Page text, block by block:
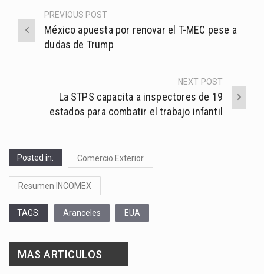
Post
navigation
PREVIOUS POST
México apuesta por renovar el T-MEC pese a
dudas de Trump
NEXT POST
La STPS capacita a inspectores de 19
estados para combatir el trabajo infantil
Posted in: Comercio Exterior
Resumen INCOMEX
TAGS: Aranceles EUA
MAS ARTICULOS